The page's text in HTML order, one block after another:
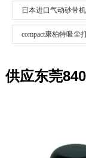
日本进口气动砂带机
compact康柏特吸尘